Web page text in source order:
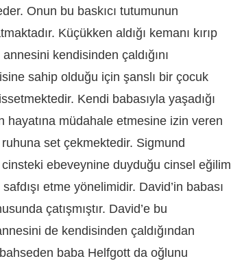
Onun bu baskıcı tutumunun
Küçükken aldığı kemanı kırıp
kendisinden çaldığını
sahip olduğu için şanslı bir çocuk
Kendi babasıyla yaşadığı
hayatına müdahale etmesine izin veren
set çekmektedir. Sigmund
ebeveynine duyduğu cinsel eğilim
etme yönelimidir. David’in babası
çatışmıştır. David’e bu
de kendisinden çaldığından
baba Helfgott da oğlunu